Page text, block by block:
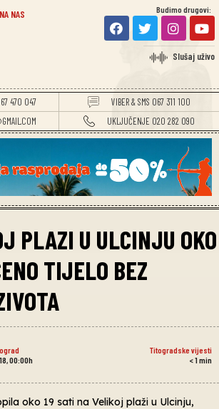
NAS Budimo drugovi:
Slušaj uživo
67 470 047
VIBER & SMS 067 311 100
UKLJUČENJE 020 282 090
PLAZI U ULCINJU OKO
TIJELO BEZ
Titogradske vijesti
00:00h
< 1 min
oko 19 sati na Velikoj plaži u Ulcinju,